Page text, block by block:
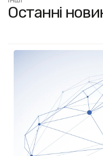
Останні